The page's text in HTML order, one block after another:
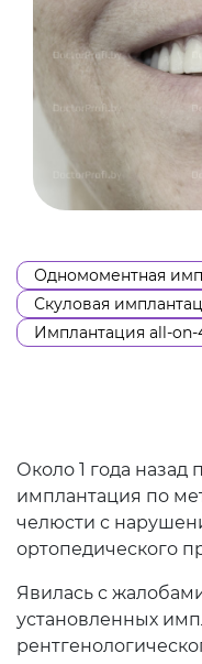
Одномоментная
Скуловая
Имплантация all-on-
Около 1 года
имплантация по
челюсти с
ортопедического
Явилась с
установленных